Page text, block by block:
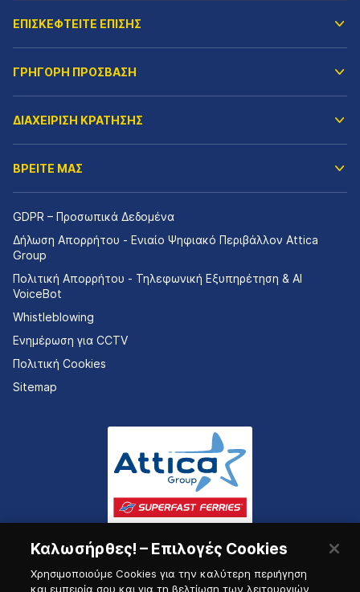
ΕΠΙΣΚΕΦΤΕΙΤΕ ΕΠΙΣΗΣ
ΓΡΗΓΟΡΗ ΠΡΟΣΒΑΣΗ
ΔΙΑΧΕΙΡΙΣΗ ΚΡΑΤΗΣΗΣ
ΒΡΕΙΤΕ ΜΑΣ
GDPR – Προσωπικά Δεδομένα
Δήλωση Απορρήτου - Ενιαίο Ψηφιακό Περιβάλλον Attica
Group
Πολιτική Απορρήτου - Τηλεφωνική Εξυπηρέτηση & AI
VoiceBot
Whistleblowing
Ενημέρωση για CCTV
Πολιτική Cookies
Sitemap
Καλωσήρθες! – Επιλογές Cookies
Χρησιμοποιούμε Cookies για την καλύτερη περιήγηση
και εμπειρία σου και για τη βελτίωση των λειτουργιών